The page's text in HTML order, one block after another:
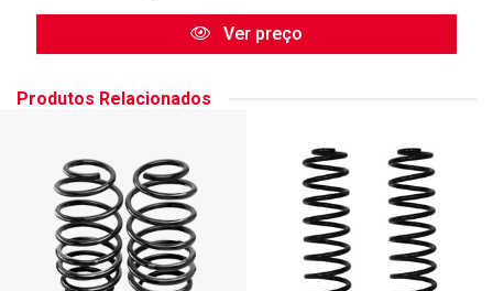
Ver preço
Produtos Relacionados